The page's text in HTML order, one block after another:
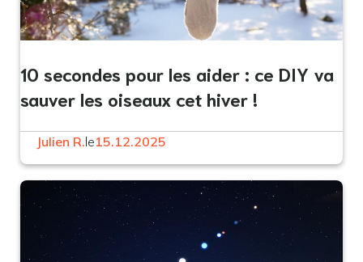
10 secondes pour les aider : ce DIY va
sauver les oiseaux cet hiver !
Julien R.le15.12.2025